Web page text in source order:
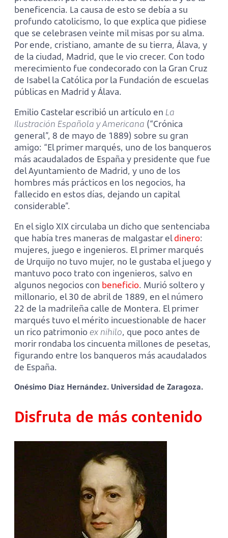
beneficencia. La causa de esto se debía a su
profundo catolicismo, lo que explica que pidiese
que se celebrasen veinte mil misas por su alma.
Por ende, cristiano, amante de su tierra, Álava, y
de la ciudad, Madrid, que le vio crecer. Con todo
merecimiento fue condecorado con la Gran Cruz
de Isabel la Católica por la Fundación de escuelas
públicas en Madrid y Álava.
Emilio Castelar escribió un artículo en La
Ilustración Española y Americana (“Crónica
general”, 8 de mayo de 1889) sobre su gran
amigo: “El primer marqués, uno de los banqueros
más acaudalados de España y presidente que fue
del Ayuntamiento de Madrid, y uno de los
hombres más prácticos en los negocios, ha
fallecido en estos días, dejando un capital
considerable”.
En el siglo XIX circulaba un dicho que sentenciaba
que había tres maneras de malgastar eldinero:
mujeres, juego e ingenieros. El primer marqués
de Urquijo no tuvo mujer, no le gustaba el juego y
mantuvo poco trato con ingenieros, salvo en
algunos negocios con beneficio. Murió soltero y
millonario, el 30 de abril de 1889, en el número
22 de la madrileña calle de Montera. El primer
marqués tuvo el mérito incuestionable de hacer
un rico patrimonio ex nihilo, que poco antes de
morir rondaba los cincuenta millones de pesetas,
figurando entre los banqueros más acaudalados
de España.
Onésimo Díaz Hernández. Universidad de Zaragoza.
Disfruta de más contenido